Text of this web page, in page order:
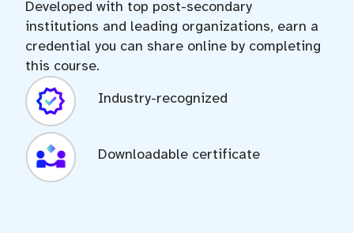
Developed with top post-secondary
institutions and leading organizations, earn a
credential you can share online by completing
this course.
Industry-recognized
Downloadable certificate